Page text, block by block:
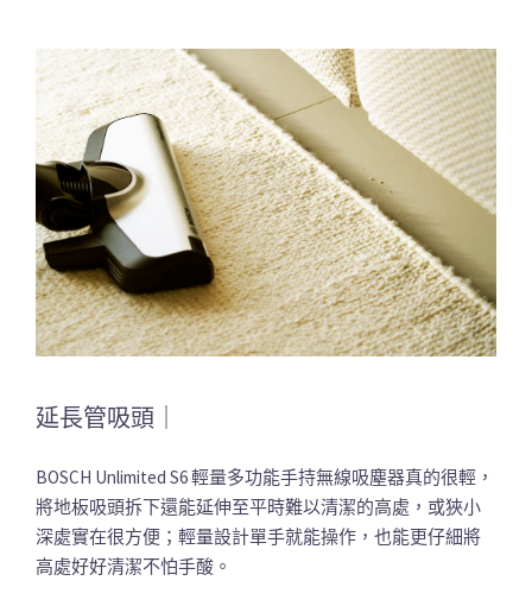
延長管吸頭｜
BOSCH Unlimited S6 輕量多功能手持無線吸塵器真的很輕，
將地板吸頭拆下還能延伸至平時難以清潔的高處，或狹小
深處實在很方便；輕量設計單手就能操作，也能更仔細將
高處好好清潔不怕手酸。